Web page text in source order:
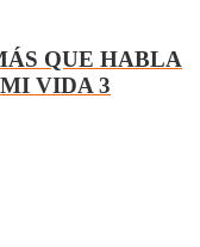
QUE HABLA
VIDA 3